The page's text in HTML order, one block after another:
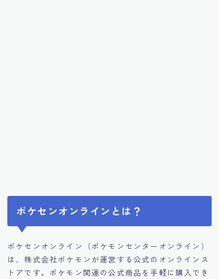
ポケセンオンラインとは？
ポケセンオンライン（ポケモンセンターオンライン）
は、株式会社ポケモンが運営する公式のオンラインス
トアです。ポケモン関連の公式商品を手軽に購入でき